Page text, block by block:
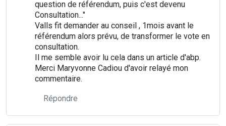
question de référendum, puis c'est devenu
Consultation..."
Valls fit demander au conseil , 1mois avant le
référendum alors prévu, de transformer le vote en
consultation.
Il me semble avoir lu cela dans un article d'abp.
Merci Maryvonne Cadiou d'avoir relayé mon
commentaire.
Répondre